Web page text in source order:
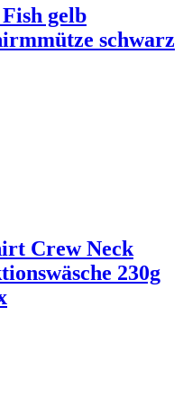
gelb
schwarz
Crew Neck
230g